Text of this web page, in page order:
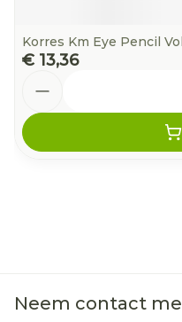
Korres Km Eye Pencil
€ 13,36
Neem contact